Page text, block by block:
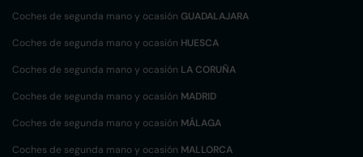
Coches de segunda mano y ocasión GUADALAJARA
Coches de segunda mano y ocasión HUESCA
Coches de segunda mano y ocasión LA CORUÑA
Coches de segunda mano y ocasión MADRID
Coches de segunda mano y ocasión MÁLAGA
Coches de segunda mano y ocasión MALLORCA